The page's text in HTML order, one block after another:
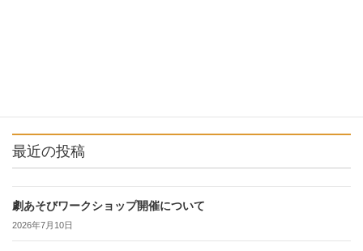
最近の投稿
劇あそびワークショップ開催について
2026年7月10日